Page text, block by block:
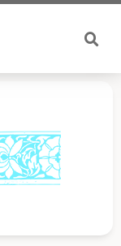
تخطي
المحتوى